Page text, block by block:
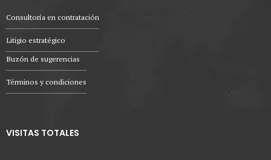
Consultoría en contratación
Litigio estratégico
Buzón de sugerencias
Términos y condiciones
VISITAS TOTALES